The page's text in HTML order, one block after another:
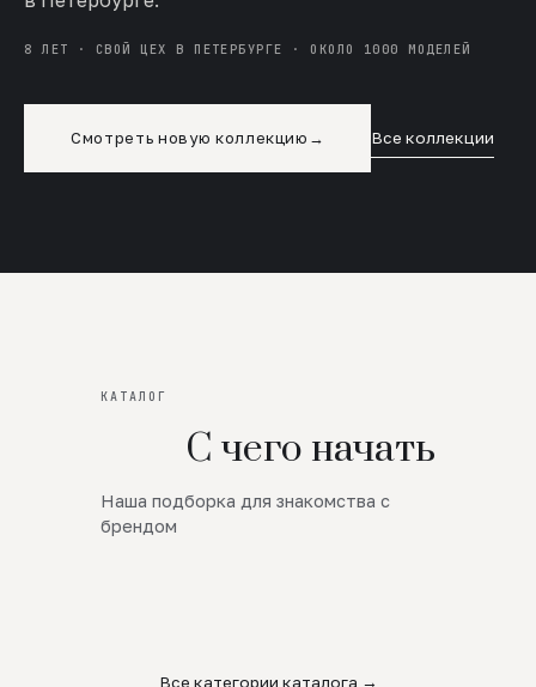
8 ЛЕТ · СВОЙ ЦЕХ В ПЕТЕРБУРГЕ · ОКОЛО 1000 МОДЕЛЕЙ
Смотреть новую коллекцию → Все коллекции
КАТАЛОГ
С чего начать
Наша подборка для знакомства с
брендом
Новинки
SALE
Все категории каталога →